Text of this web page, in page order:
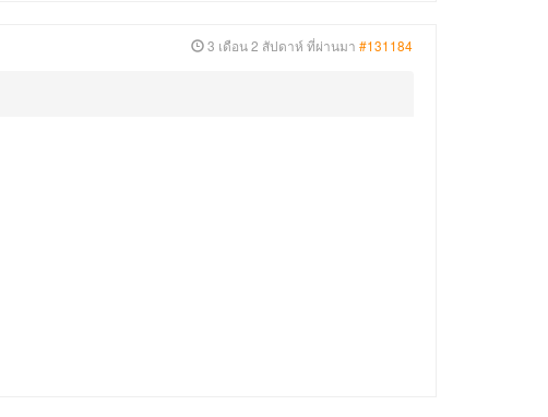
3 เดือน 2 สัปดาห์ ที่ผ่านมา #131184